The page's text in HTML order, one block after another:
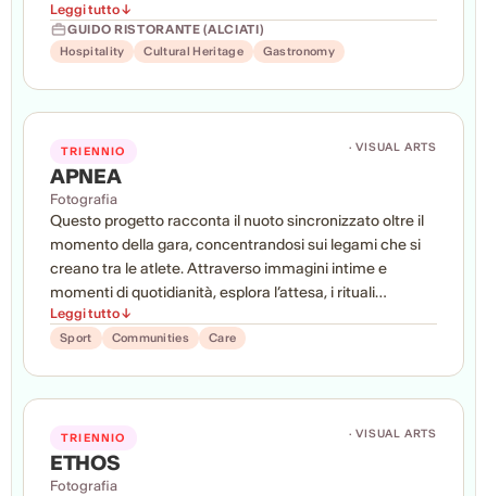
Partendo dall'analisi delle trasformazioni della
ristorazione contemporanea, gli studenti svilupperanno
concept innovativi capaci di integrare territorio, cultura
traduce la ricerca in soluzioni spaziali, arredi, materiali e
come fenomeno sociale, culturale e sensoriale.
Leggi tutto ↓
GUIDO RISTORANTE (ALCIATI)
Hospitality
Cultural Heritage Gastronomy
TRIENNIO · VISUAL ARTS
APNEA
Fotografia
Questo progetto racconta il nuoto sincronizzato oltre il
momento della gara, concentrandosi sui legami che si
creano tra le atlete. Attraverso immagini intime e
momenti di quotidianità, esplora l’attesa, i rituali
condivisi, il sostegno reciproco e la complicità che
nasce dall’esperienza comune dell’allenamento. Ne
Leggi tutto ↓
Sport Communities Care
TRIENNIO · VISUAL ARTS
ETHOS
Fotografia